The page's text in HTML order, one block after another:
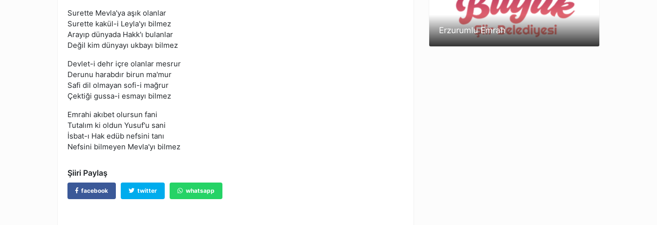
Surette Mevla'ya aşık olanlar
Surette kakül-i Leyla'yı bilmez
Arayıp dünyada Hakk'ı bulanlar
Değil kim dünyayı ukbayı bilmez
Devlet-i dehr içre olanlar mesrur
Derunu harabdır birun ma'mur
Safi dil olmayan sofi-i mağrur
Çektiği gussa-i esmayı bilmez
Emrahi akıbet olursun fani
Tutalım ki oldun Yusuf'u sani
İsbat-ı Hak edüb nefsini tanı
Nefsini bilmeyen Mevla'yı bilmez
Şiiri Paylaş
facebook twitter whatsapp
Erzurumlu Emrah